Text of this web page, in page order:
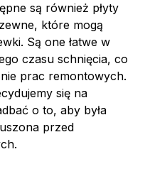
są również płyty
które mogą
Są one łatwe w
czasu schnięcia, co
prac remontowych.
się na
o to, aby była
przed